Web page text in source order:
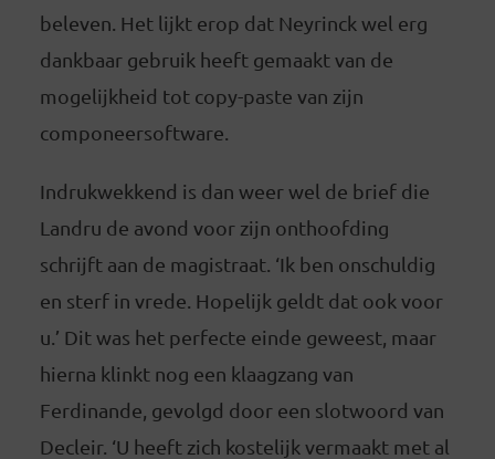
beleven. Het lijkt erop dat Neyrinck wel erg
dankbaar gebruik heeft gemaakt van de
mogelijkheid tot copy-paste van zijn
componeersoftware.
Indrukwekkend is dan weer wel de brief die
Landru de avond voor zijn onthoofding
schrijft aan de magistraat. ‘Ik ben onschuldig
en sterf in vrede. Hopelijk geldt dat ook voor
u.’ Dit was het perfecte einde geweest, maar
hierna klinkt nog een klaagzang van
Ferdinande, gevolgd door een slotwoord van
Decleir. ‘U heeft zich kostelijk vermaakt met al